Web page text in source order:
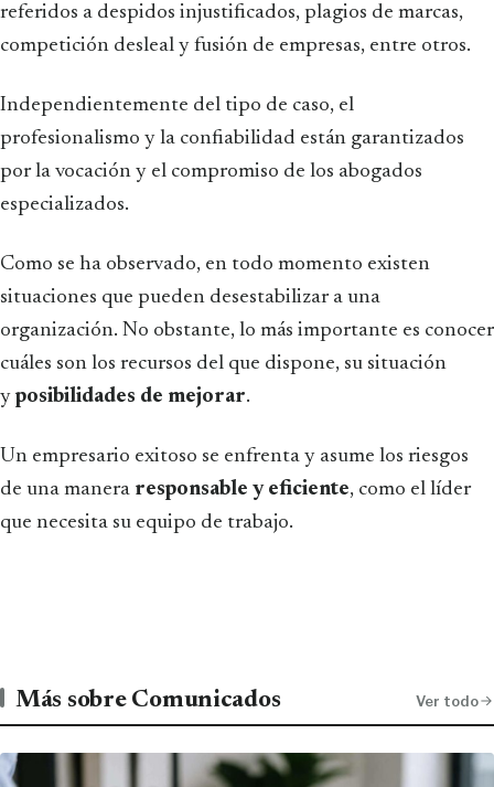
referidos a despidos injustificados, plagios de marcas,
competición desleal y fusión de empresas, entre otros.
Independientemente del tipo de caso, el
profesionalismo y la confiabilidad están garantizados
por la vocación y el compromiso de los abogados
especializados.
Como se ha observado, en todo momento existen
situaciones que pueden desestabilizar a una
organización. No obstante, lo más importante es conocer
cuáles son los recursos del que dispone, su situación
yposibilidades de mejorar.
Un empresario exitoso se enfrenta y asume los riesgos
de una manera responsable y eficiente, como el líder
que necesita su equipo de trabajo.
Más sobre Comunicados Ver todo